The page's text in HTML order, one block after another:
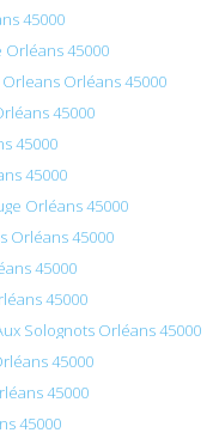
45000
45000
Orléans 45000
45000
45000
45000
Orléans 45000
Orléans 45000
45000
45000
Solognots Orléans 45000
45000
45000
45000